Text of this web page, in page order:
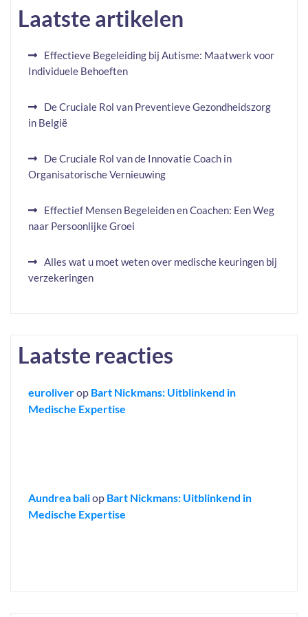
Laatste artikelen
Effectieve Begeleiding bij Autisme: Maatwerk voor
Individuele Behoeften
De Cruciale Rol van Preventieve Gezondheidszorg
in België
De Cruciale Rol van de Innovatie Coach in
Organisatorische Vernieuwing
Effectief Mensen Begeleiden en Coachen: Een Weg
naar Persoonlijke Groei
Alles wat u moet weten over medische keuringen bij
verzekeringen
Laatste reacties
euroliverop Bart Nickmans: Uitblinkend in
Medische Expertise
Aundrea baliop Bart Nickmans: Uitblinkend in
Medische Expertise